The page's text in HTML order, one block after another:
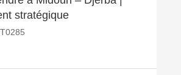
stratégique